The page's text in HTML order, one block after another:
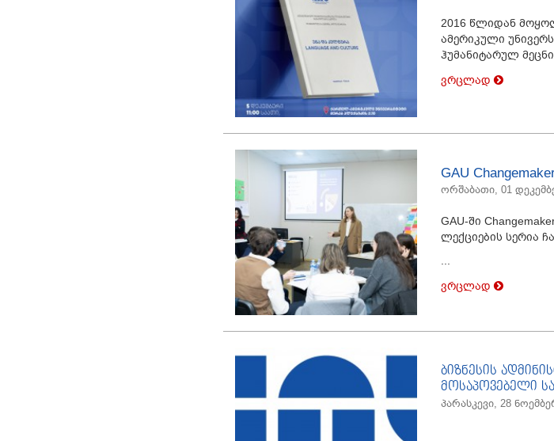
2016 წლიდან
ამერიკული
ჰუმანიტარულ
ვრცლად
GAU
ორშაბათი, 01
GAU-ში
ლექციების სერია
ვრცლად
ბიზნესის
მოსაპოვებელი
პარასკევი, 28